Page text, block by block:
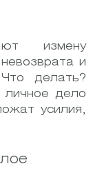
измену
и
делать?
дело
усилия,